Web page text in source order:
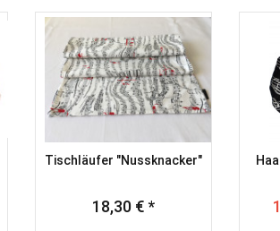
Tischläufer "Nussknacker"
18,30 € *